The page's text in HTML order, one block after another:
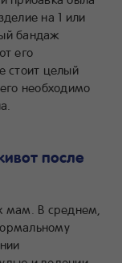
на 1 или
бандаж
его
стоит целый
необходимо
после
мам. В среднем,